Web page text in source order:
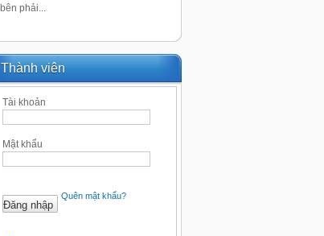
bên phải...
Thành viên
Tài khoản
Mật khẩu
Quên mật khẩu?